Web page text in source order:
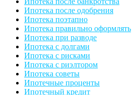
Ипотека после одобрения
Ипотека поэтапно
Ипотека правильно оформлять
Ипотека при разводе
Ипотека с долгами
Ипотека с рисками
Ипотека с риэлтором
Ипотека советы
Ипотечные проценты
Ипотечный кредит